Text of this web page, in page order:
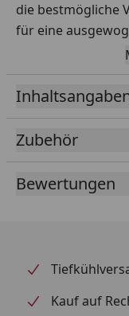
die bestmögliche
für eine
Zutaten, d.h.
Almo Nature und
Rezepturen, dank
für die natürliche
Zubehör
Bewertungen
Kauf auf